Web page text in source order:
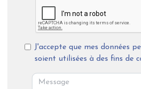
J'accepte que mes données
soient utilisées à des fins de